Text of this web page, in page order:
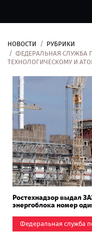
Новости
Рубрики
Контакты
О
нас
НОВОСТИ
РУБРИКИ
ФЕДЕРАЛЬНАЯ СЛУЖБА
ТЕХНОЛОГИЧЕСКОМУ И
Ростехнадзор выдал
энергоблока номер
Федеральная служба